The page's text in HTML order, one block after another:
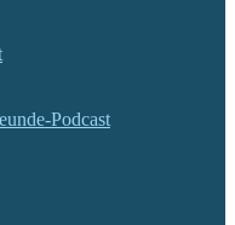
Podcast